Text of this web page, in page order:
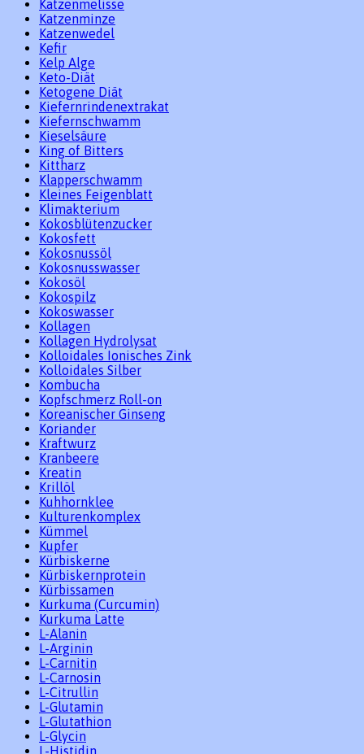
Katzenmelisse
Katzenminze
Katzenwedel
Kefir
Kelp Alge
Keto-Diät
Ketogene Diät
Kiefernrindenextrakat
Kiefernschwamm
Kieselsäure
King of Bitters
Kittharz
Klapperschwamm
Kleines Feigenblatt
Klimakterium
Kokosblütenzucker
Kokosfett
Kokosnussöl
Kokosnusswasser
Kokosöl
Kokospilz
Kokoswasser
Kollagen
Kollagen Hydrolysat
Kolloidales Ionisches Zink
Kolloidales Silber
Kombucha
Kopfschmerz Roll-on
Koreanischer Ginseng
Koriander
Kraftwurz
Kranbeere
Kreatin
Krillöl
Kuhhornklee
Kulturenkomplex
Kümmel
Kupfer
Kürbiskerne
Kürbiskernprotein
Kürbissamen
Kurkuma (Curcumin)
Kurkuma Latte
L-Alanin
L-Arginin
L-Carnitin
L-Carnosin
L-Citrullin
L-Glutamin
L-Glutathion
L-Glycin
L-Histidin